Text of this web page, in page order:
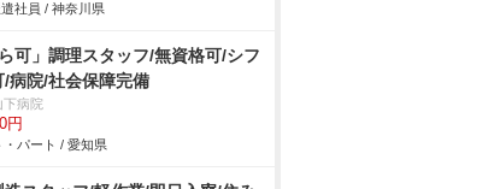
社員 / 神奈川県
ら可」調理スタッフ/無資格可/シフ
/病院/社会保障完備
下病院
円
・パート / 愛知県